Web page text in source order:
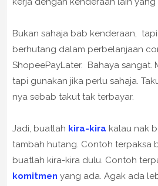
Bukan sahaja bab kenderaan,
berhutang dalam perbelanjaan
ShopeePayLater. Bahaya sangat.
tapi gunakan jika perlu sahaja.
nya sebab takut tak terbayar.
Jadi, buatlah kira-kira kalau nak
tambah hutang. Contoh terpaksa
buatlah kira-kira dulu. Contoh
komitmen yang ada. Agak ada